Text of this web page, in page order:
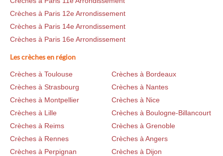
Crèches à Paris 12e Arrondissement
Crèches à Paris 14e Arrondissement
Crèches à Paris 16e Arrondissement
Les crèches en région
Crèches à Toulouse
Crèches à Bordeaux
Crèches à Strasbourg
Crèches à Nantes
Crèches à Montpellier
Crèches à Nice
Crèches à Lille
Crèches à Boulogne-Billancourt
Crèches à Reims
Crèches à Grenoble
Crèches à Rennes
Crèches à Angers
Crèches à Perpignan
Crèches à Dijon